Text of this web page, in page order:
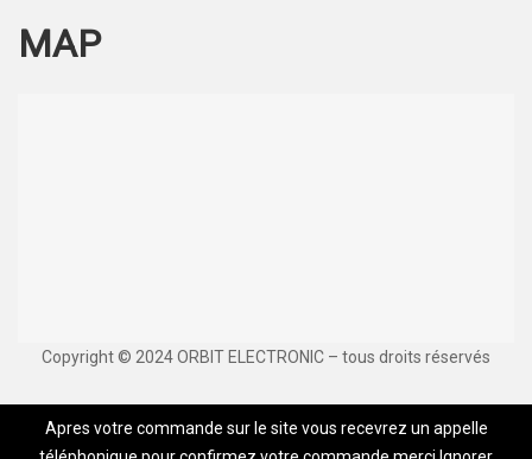
MAP
Copyright © 2024 ORBIT ELECTRONIC – tous droits réservés
Apres votre commande sur le site vous recevrez un appelle